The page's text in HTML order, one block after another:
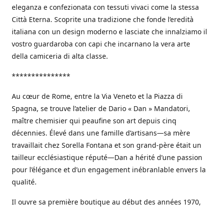
eleganza e confezionata con tessuti vivaci come la stessa
Città Eterna. Scoprite una tradizione che fonde l’eredità
italiana con un design moderno e lasciate che innalziamo il
vostro guardaroba con capi che incarnano la vera arte
della camiceria di alta classe.
***************
Au cœur de Rome, entre la Via Veneto et la Piazza di
Spagna, se trouve l’atelier de Dario « Dan » Mandatori,
maître chemisier qui peaufine son art depuis cinq
décennies. Élevé dans une famille d’artisans—sa mère
travaillait chez Sorella Fontana et son grand-père était un
tailleur ecclésiastique réputé—Dan a hérité d’une passion
pour l’élégance et d’un engagement inébranlable envers la
qualité.
Il ouvre sa première boutique au début des années 1970,